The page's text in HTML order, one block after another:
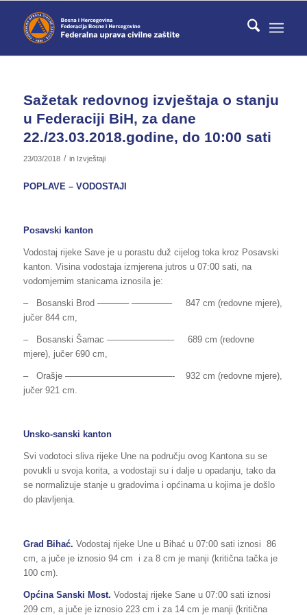
Sažetak redovnog izvještaja o stanju
u Federaciji BiH, za dane
22./23.03.2018.godine, do 10:00 sati
23/03/2018 / in Izvještaji
POPLAVE – VODOSTAJI
Posavski kanton
Vodostaj rijeke Save je u porastu duž cijelog toka kroz Posavski
kanton. Visina vodostaja izmjerena jutros u 07:00 sati, na
vodomjernim stanicama iznosila je:
– Bosanski Brod ———– ————– 847 cm (redovne mjere),
jučer 844 cm,
– Bosanski Šamac ———————– 689 cm (redovne
mjere), jučer 690 cm,
– Orašje ————————————- 932 cm (redovne mjere),
jučer 921 cm.
Unsko-sanski kanton
Svi vodotoci sliva rijeke Une na području ovog Kantona su se
povukli u svoja korita, a vodostaji su i dalje u opadanju, tako da
se normalizuje stanje u gradovima i općinama u kojima je došlo
do plavljenja.
Grad Bihać. Vodostaj rijeke Une u Bihać u 07:00 sati iznosi 86
cm, a juče je iznosio 94 cm i za 8 cm je manji (kritična tačka je
100 cm).
Općina Sanski Most. Vodostaj rijeke Sane u 07:00 sati iznosi
209 cm, a juče je iznosio 223 cm i za 14 cm je manji (kritična